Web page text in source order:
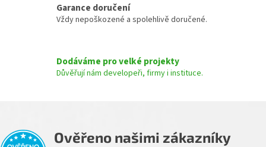
s
Garance doručení
Vždy nepoškozené a spolehlivě doručené.
Dodáváme pro velké projekty
Důvěřují nám developeři, firmy i instituce.
Ověřeno našimi zákazníky